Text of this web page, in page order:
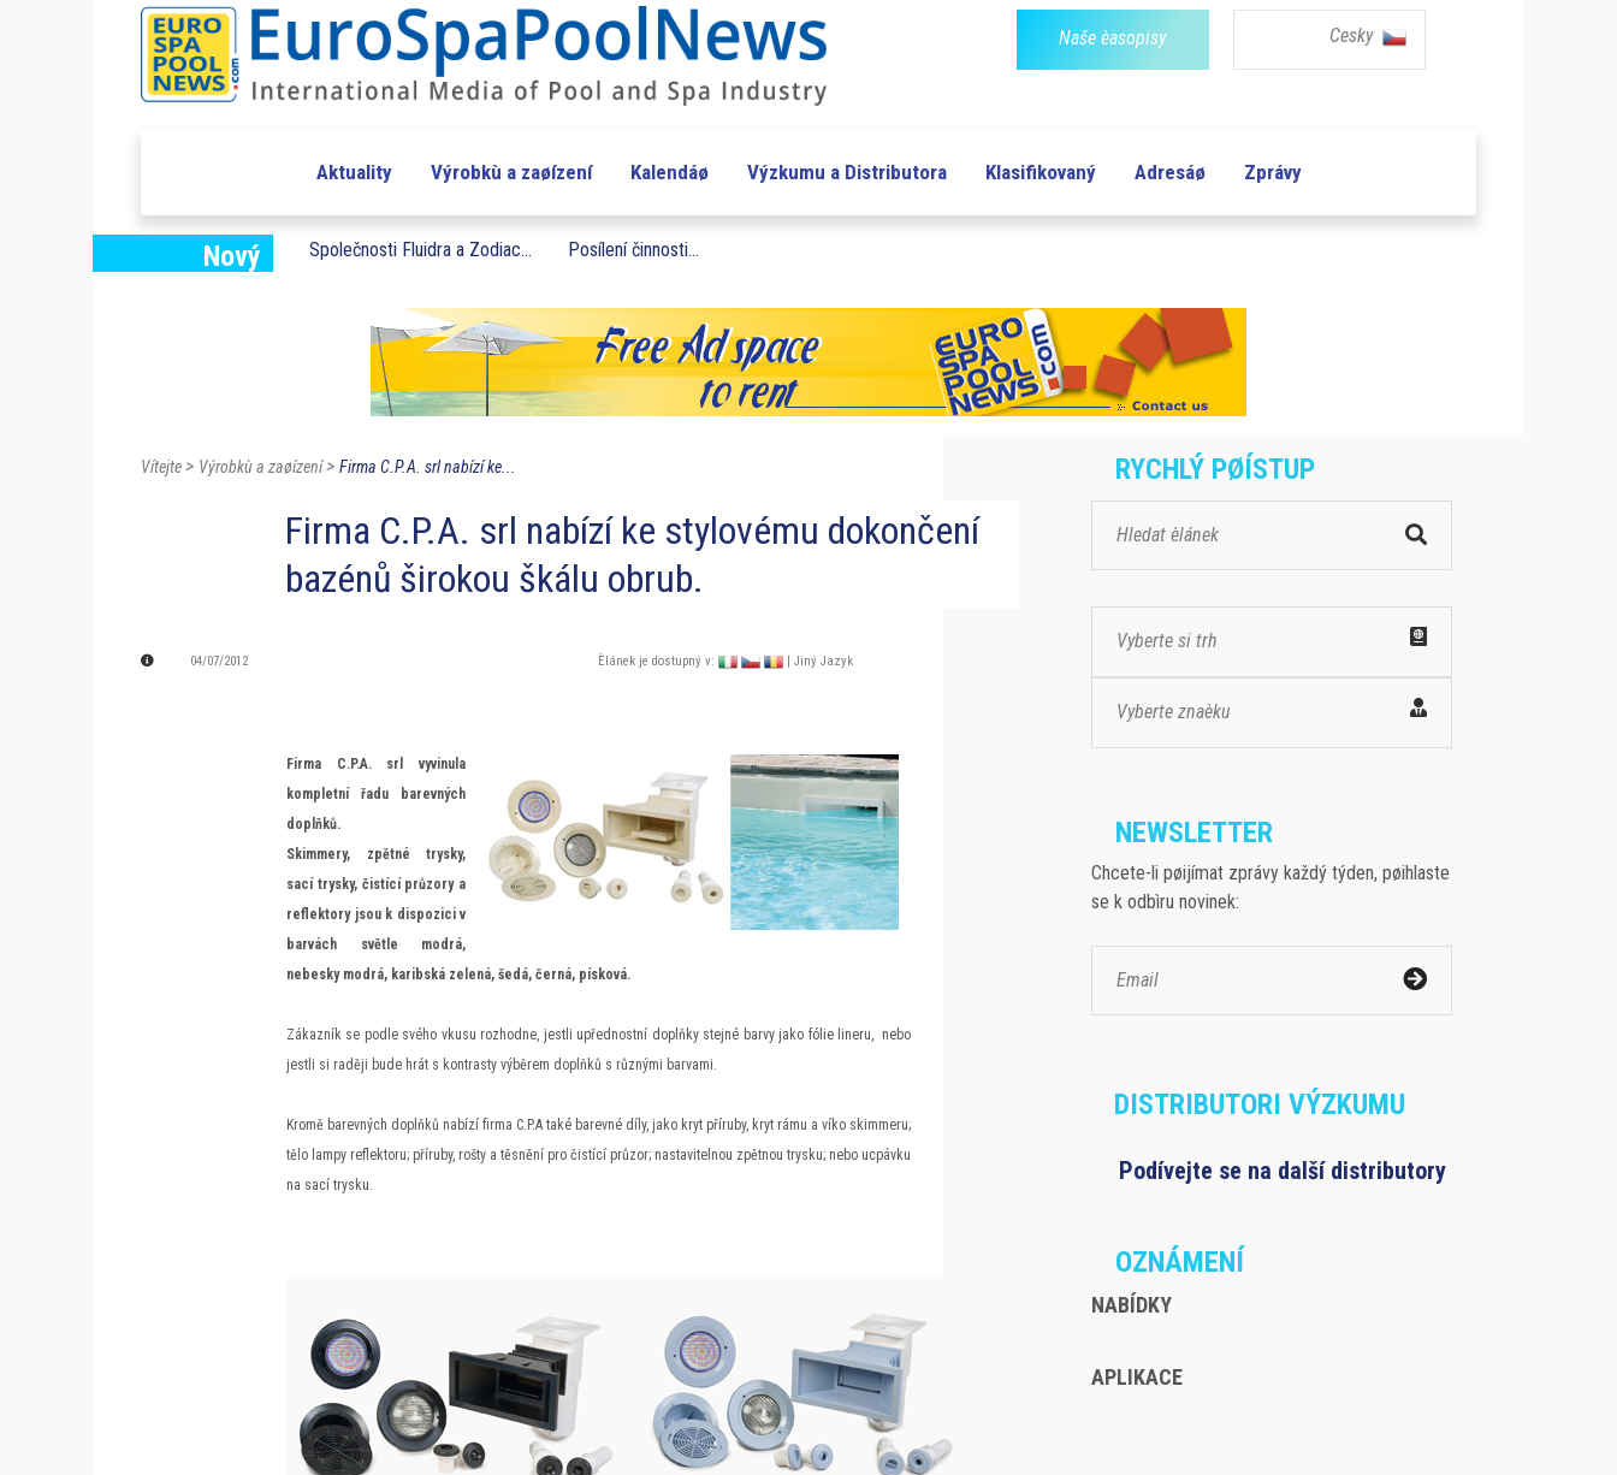
Naše èasopisy Cesky
Aktuality Výrobkù a zaøízení Kalendáø Výzkumu a Distributora Klasifikovaný Adresáø Zprávy
Nový Společnosti Fluidra a Zodiac... Posílení činnosti...
Vítejte> Výrobkù a zaøízení> Firma C.P.A. srl nabízí ke...
Firma C.P.A. srl nabízí ke stylovému dokončení
bazénů širokou škálu obrub.
04/07/2012 Èlánek je dostupný v: | Jiný Jazyk
Firma C.P.A. srl vyvinula
kompletní řadu barevných
doplňků.
Skimmery, zpětné trysky,
sací trysky, čistící průzory a
reflektory jsou k dispozici v
barvách světle modrá,
nebesky modrá, karibská zelená, šedá, černá, písková.
Zákazník se podle svého vkusu rozhodne, jestli upřednostní doplňky stejné barvy jako fólie lineru, nebo
jestli si raději bude hrát s kontrasty výběrem doplňků s různými barvami.
Kromě barevných doplňků nabízí firma C.P.A také barevné díly, jako kryt příruby, kryt rámu a víko skimmeru;
tělo lampy reflektoru; příruby, rošty a těsnění pro čistící průzor; nastavitelnou zpětnou trysku; nebo ucpávku
na sací trysku.
RYCHLÝ PØÍSTUP
Vyberte si trh
Vyberte znaèku
NEWSLETTER
Chcete-li pøijímat zprávy každý týden, pøihlaste
se k odbìru novinek:
DISTRIBUTORI VÝZKUMU
Podívejte se na další distributory
OZNÁMENÍ
NABÍDKY
APLIKACE